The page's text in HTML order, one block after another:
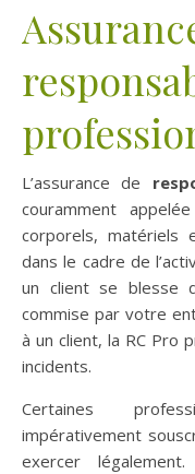
L’assurance de
couramment
corporels, matériels
dans le cadre de
un client se blesse
commise par votre
à un client, la RC Pro
incidents.
Certaines
impérativement
exercer